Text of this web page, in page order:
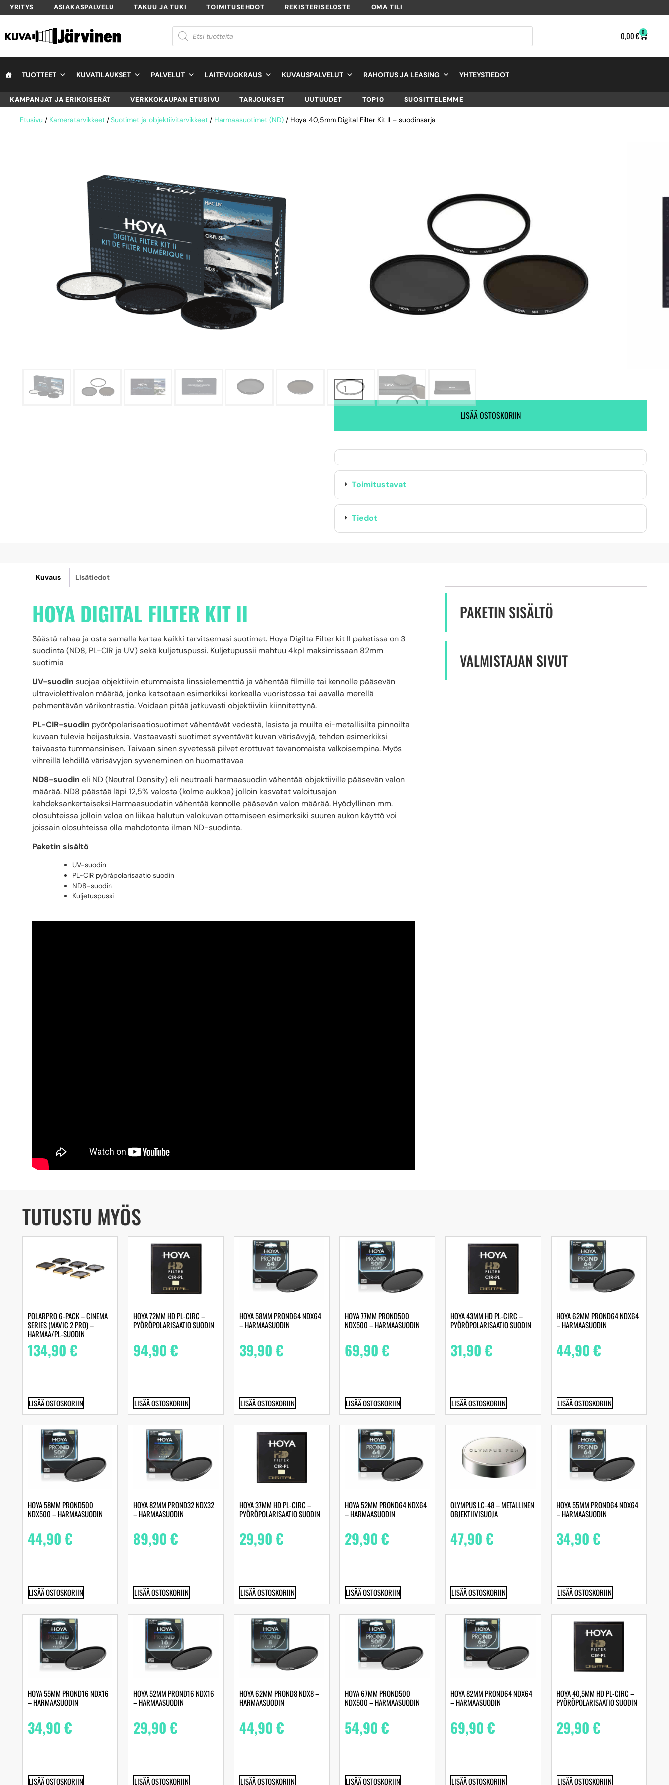
YRITYS ASIAKASPALVELU TAKUU JA TUKI TOIMITUSEHDOT REKISTERISELOSTE OMA TILI
0,00€ 0
TUOTTEET KUVATILAUKSET PALVELUT LAITEVUOKRAUS KUVAUSPALVELUT RAHOITUS JA LEASING YHTEYSTIEDOT
KAMPANJAT JA ERIKOISERÄT VERKKOKAUPAN ETUSIVU TARJOUKSET UUTUUDET TOP10 SUOSITTELEMME
Etusivu / Kameratarvikkeet / Suotimet ja objektiivitarvikkeet / Harmaasuotimet (ND) / Hoya 40,5mm Digital Filter Kit II – suodinsarja
Oma varasto: Ei varastossa. (Toimitus 7-9 pv)
Maahantuojan varasto: Tieto ei ole saatavilla.
LISÄÄ OSTOSKORIIN
Toimitustavat
Tiedot
Kuvaus Lisätiedot
HOYA DIGITAL FILTER KIT II
Säästä rahaa ja osta samalla kertaa kaikki tarvitsemasi suotimet. Hoya Digilta Filter kit II paketissa on 3
suodinta (ND8, PL-CIR ja UV) sekä kuljetuspussi. Kuljetupussii mahtuu 4kpl maksimissaan 82mm
suotimia
UV-suodin suojaa objektiivin etummaista linssielementtiä ja vähentää filmille tai kennolle pääsevän
ultraviolettivalon määrää, jonka katsotaan esimerkiksi korkealla vuoristossa tai aavalla merellä
pehmentävän värikontrastia. Voidaan pitää jatkuvasti objektiiviin kiinnitettynä.
PL-CIR-suodin pyöröpolarisaatiosuotimet vähentävät vedestä, lasista ja muilta ei-metallisilta pinnoilta
kuvaan tulevia heijastuksia. Vastaavasti suotimet syventävät kuvan värisävyjä, tehden esimerkiksi
taivaasta tummansinisen. Taivaan sinen syvetessä pilvet erottuvat tavanomaista valkoisempina. Myös
vihreillä lehdillä värisävyjen syveneminen on huomattavaa
ND8-suodin eli ND (Neutral Density) eli neutraali harmaasuodin vähentää objektiiville pääsevän valon
määrää. ND8 päästää läpi 12,5% valosta (kolme aukkoa) jolloin kasvatat valoitusajan
kahdeksankertaiseksi.Harmaasuodatin vähentää kennolle pääsevän valon määrää. Hyödyllinen mm.
olosuhteissa jolloin valoa on liikaa halutun valokuvan ottamiseen esimerksiki suuren aukon käyttö voi
joissain olosuhteissa olla mahdotonta ilman ND-suodinta.
Paketin sisältö
UV-suodin
PL-CIR pyöräpolarisaatio suodin
ND8-suodin
Kuljetuspussi
PAKETIN SISÄLTÖ
VALMISTAJAN SIVUT
TUTUSTU MYÖS
POLARPRO 6-PACK – CINEMA
SERIES (MAVIC 2 PRO) –
HARMAA/PL-SUODIN
134,90€
LISÄÄ OSTOSKORIIN
HOYA 72MM HD PL-CIRC –
PYÖRÖPOLARISAATIO SUODIN
94,90€
LISÄÄ OSTOSKORIIN
HOYA 58MM PROND64 NDX64
– HARMAASUODIN
39,90€
LISÄÄ OSTOSKORIIN
HOYA 77MM PROND500
NDX500 – HARMAASUODIN
69,90€
LISÄÄ OSTOSKORIIN
HOYA 43MM HD PL-CIRC –
PYÖRÖPOLARISAATIO SUODIN
31,90€
LISÄÄ OSTOSKORIIN
HOYA 62MM PROND64 NDX64
– HARMAASUODIN
44,90€
LISÄÄ OSTOSKORIIN
HOYA 58MM PROND500
NDX500 – HARMAASUODIN
44,90€
LISÄÄ OSTOSKORIIN
HOYA 82MM PROND32 NDX32
– HARMAASUODIN
89,90€
LISÄÄ OSTOSKORIIN
HOYA 37MM HD PL-CIRC –
PYÖRÖPOLARISAATIO SUODIN
29,90€
LISÄÄ OSTOSKORIIN
HOYA 52MM PROND64 NDX64
– HARMAASUODIN
29,90€
LISÄÄ OSTOSKORIIN
OLYMPUS LC‑48 – METALLINEN
OBJEKTIIVISUOJA
47,90€
LISÄÄ OSTOSKORIIN
HOYA 55MM PROND64 NDX64
– HARMAASUODIN
34,90€
LISÄÄ OSTOSKORIIN
HOYA 55MM PROND16 NDX16
– HARMAASUODIN
34,90€
LISÄÄ OSTOSKORIIN
HOYA 52MM PROND16 NDX16
– HARMAASUODIN
29,90€
LISÄÄ OSTOSKORIIN
HOYA 62MM PROND8 NDX8 –
HARMAASUODIN
44,90€
LISÄÄ OSTOSKORIIN
HOYA 67MM PROND500
NDX500 – HARMAASUODIN
54,90€
LISÄÄ OSTOSKORIIN
HOYA 82MM PROND64 NDX64
– HARMAASUODIN
69,90€
LISÄÄ OSTOSKORIIN
HOYA 40,5MM HD PL-CIRC –
PYÖRÖPOLARISAATIO SUODIN
29,90€
LISÄÄ OSTOSKORIIN